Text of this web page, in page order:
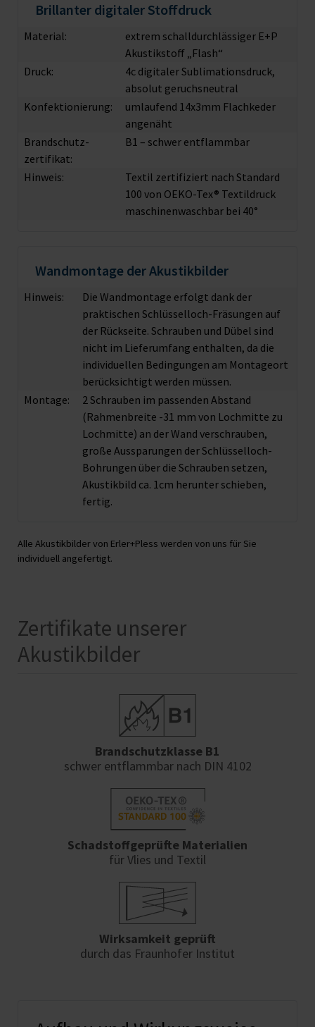
Brillanter digitaler Stoffdruck
Material:
extrem schalldurchlässiger E+P
Akustikstoff „Flash“
Druck:
4c digitaler Sublimationsdruck,
absolut geruchsneutral
Konfektionierung:
umlaufend 14x3mm Flachkeder
angenäht
Brandschutz­
zertifikat:
B1 – schwer entflammbar
Hinweis:
Textil zertifiziert nach Standard
100 von OEKO-Tex® Textildruck
maschinenwaschbar bei 40°
Wandmontage der Akustikbilder
Hinweis:
Die Wandmontage erfolgt dank der
praktischen Schlüsselloch-Fräsungen auf
der Rückseite. Schrauben und Dübel sind
nicht im Lieferumfang enthalten, da die
individuellen Bedingungen am Montageort
berücksichtigt werden müssen.
Montage:
2 Schrauben im passenden Abstand
(Rahmenbreite -31 mm von Lochmitte zu
Lochmitte) an der Wand verschrauben,
große Aussparungen der Schlüsselloch-
Bohrungen über die Schrauben setzen,
Akustikbild ca. 1cm herunter schieben,
fertig.
Alle Akustikbilder von Erler+Pless werden von uns für Sie
individuell angefertigt.
Zertifikate unserer
Akustikbilder
Brandschutzklasse B1
schwer entflammbar nach DIN 4102
Schadstoffgeprüfte Materialien
für Vlies und Textil
Wirksamkeit geprüft
durch das Fraunhofer Institut